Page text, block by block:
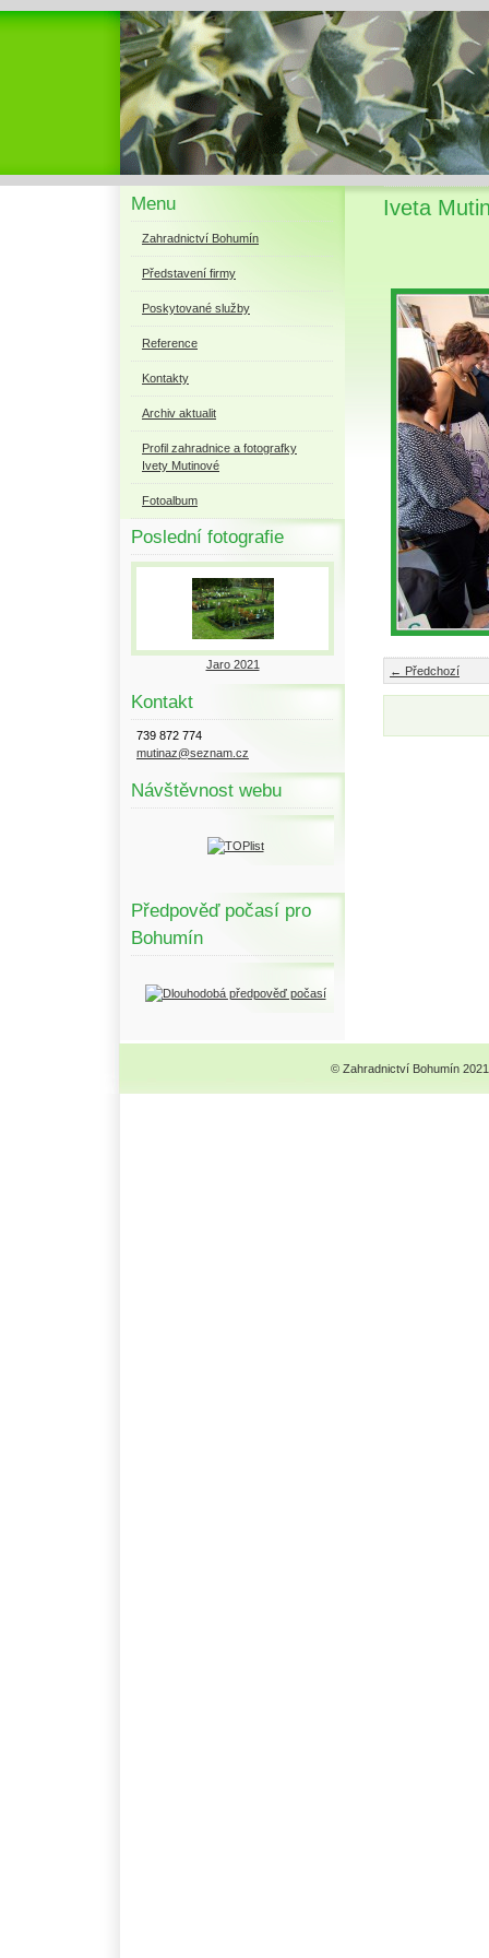
Menu
Zahradnictví Bohumín
Představení firmy
Poskytované služby
Reference
Kontakty
Archiv aktualit
Profil zahradnice a fotografky
Ivety Mutinové
Fotoalbum
Poslední fotografie
Jaro 2021
Kontakt
739 872 774
mutinaz@seznam.cz
Návštěvnost webu
Předpověď počasí pro
Bohumín
Iveta
← Předchozí
© Zahradnictví Bohumín